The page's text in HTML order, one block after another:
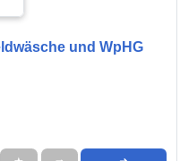
und WpHG